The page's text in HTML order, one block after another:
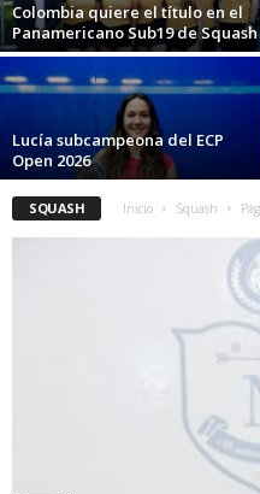
Colombia quiere el título en el
Panamericano Sub19 de Squash
Lucía subcampeona del ECP
Open 2026
SQUASH Inicio Squash